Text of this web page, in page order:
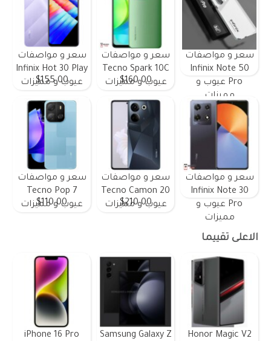
سعر و مواصفات
Infinix Note 50
Pro عيوب و
مميزات
سعر و مواصفات
Tecno Spark 10C
عيوب و مميزات
$160.00
سعر و مواصفات
Infinix Hot 30 Play
عيوب و مميزات
$155.00
سعر و مواصفات
Infinix Note 30
Pro عيوب و
مميزات
سعر و مواصفات
Tecno Camon 20
عيوب و مميزات
$210.00
سعر و مواصفات
Tecno Pop 7
عيوب و مميزات
$110.00
الاعلى تقييما
Honor Magic V2
Samsung Galaxy Z
iPhone 16 Pro